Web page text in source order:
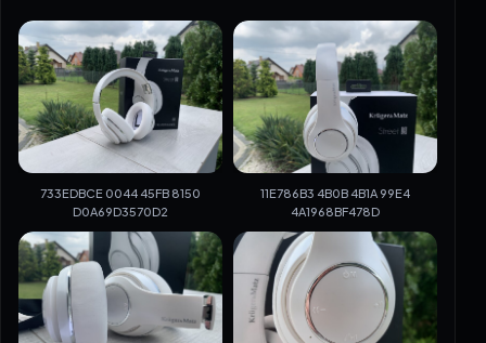
733EDBCE 0044 45FB 8150
D0A69D3570D2
11E786B3 4B0B 4B1A 99E4
4A1968BF478D